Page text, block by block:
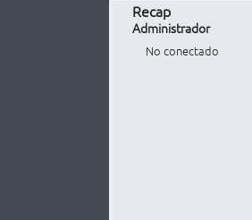
Recap
Administrador
No conectado